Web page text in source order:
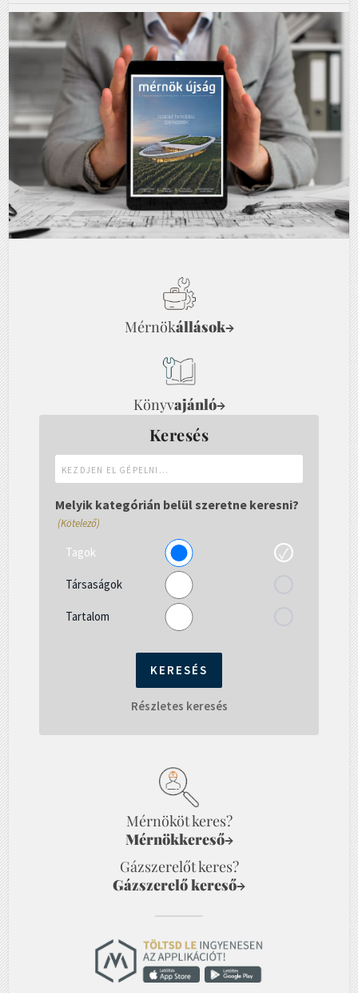
Mérnökállások→
Könyvajánló→
Keresés
el
gépelni...
Melyik kategórián belül szeretne keresni?
(Kötelező)
Tagok
Társaságok
Tartalom
Részletes keresés
Mérnököt keres?
Mérnökkereső→
Gázszerelőt keres?
Gázszerelő kereső→